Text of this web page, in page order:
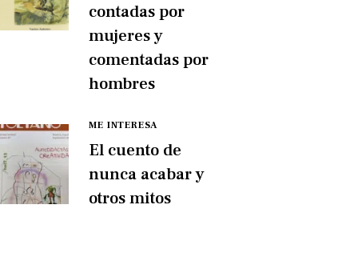
contadas por
mujeres y
comentadas por
hombres
ME INTERESA
El cuento de
nunca acabar y
otros mitos